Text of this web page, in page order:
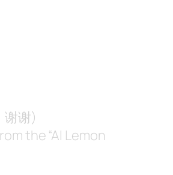
谢谢)
the “AI Lemon